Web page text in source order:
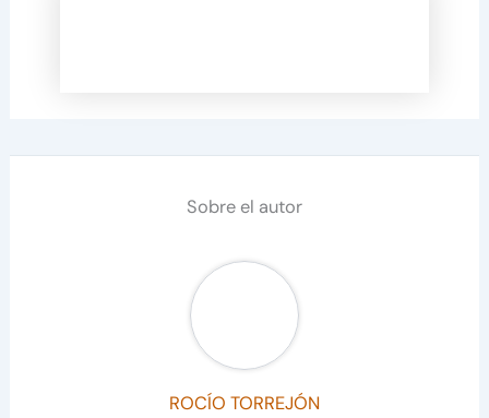
Sobre el autor
ROCÍO TORREJÓN